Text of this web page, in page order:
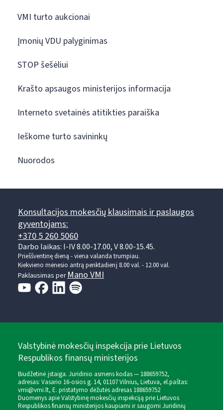
VMI turto aukcionai
Įmonių VDU palyginimas
STOP šešėliui
Krašto apsaugos ministerijos informacija
Interneto svetainės atitikties paraiška
Ieškome turto savininkų
Nuorodos
Konsultacijos mokesčių klausimais ir paslaugos
gyventojams:
+370 5 260 5060
Darbo laikas: I-IV 8.00-17.00, V 8.00-15.45.
Prieššventinę dieną - viena valanda trumpiau.
Kiekvieno mėnesio antrą penktadienį 8.00 val. - 12.00 val.
Paklausimas per Mano VMI
Valstybinė mokesčių inspekcija prie Lietuvos
Respublikos finansų ministerijos
Biudžetinė įstaiga. Juridinio asmens kodas — 188659752,
adresas: Vasario 16-osios g. 14, 01107 Vilnius, Lietuva, el.paštas:
vmi@vmi.lt, E. pristatymo dėžutės adresas 188659752
Duomenys apie Valstybinę mokesčių inspekciją prie Lietuvos
Respublikos finansų ministerijos kaupiami ir saugomi Juridinių